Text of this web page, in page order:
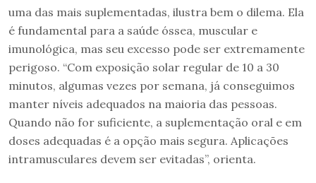
uma das mais suplementadas, ilustra bem o dilema. Ela
é fundamental para a saúde óssea, muscular e
imunológica, mas seu excesso pode ser extremamente
perigoso. “Com exposição solar regular de 10 a 30
minutos, algumas vezes por semana, já conseguimos
manter níveis adequados na maioria das pessoas.
Quando não for suficiente, a suplementação oral e em
doses adequadas é a opção mais segura. Aplicações
intramusculares devem ser evitadas”, orienta.